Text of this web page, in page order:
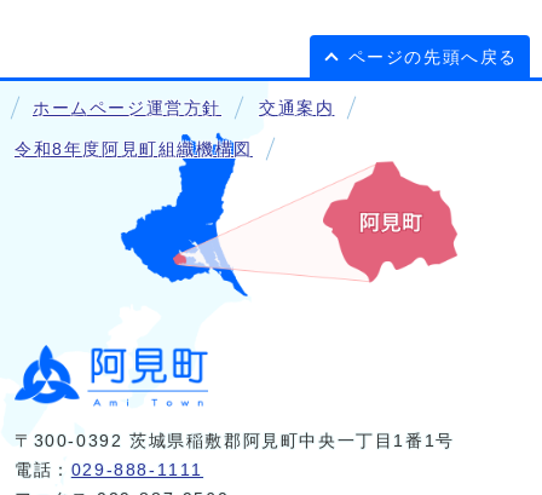
ページの先頭へ戻る
ホームページ運営方針 交通案内
令和8年度阿見町組織機構図
〒300-0392 茨城県稲敷郡阿見町中央一丁目1番1号
電話： 029-888-1111